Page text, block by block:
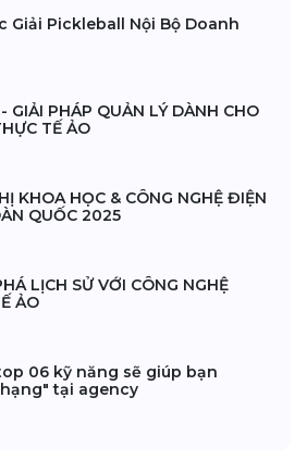
Giải Pickleball Nội Bộ Doanh
GIẢI PHÁP QUẢN LÝ DÀNH CHO
TẾ ẢO
KHOA HỌC & CÔNG NGHỆ ĐIỆN
QUỐC 2025
LỊCH SỬ VỚI CÔNG NGHỆ
ẢO
06 kỹ năng sẽ giúp bạn
tại agency